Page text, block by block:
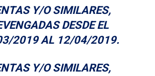
Y/O SIMILARES,
DESDE EL
2019 AL 12/04/2019.
Y/O SIMILARES,